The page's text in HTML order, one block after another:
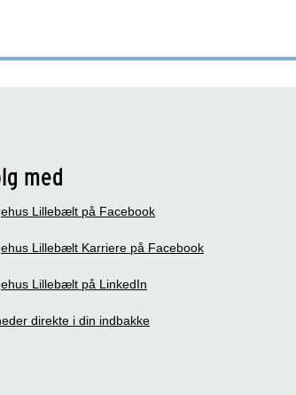
med
Lillebælt på Facebook
Lillebælt Karriere på Facebook
Lillebælt på LinkedIn
direkte i din indbakke